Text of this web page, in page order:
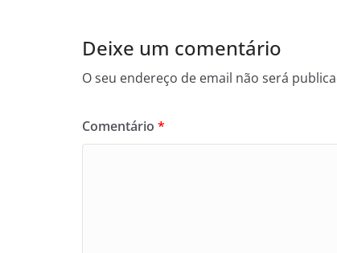
Deixe um comentário
O seu endereço de email não será
Comentário *